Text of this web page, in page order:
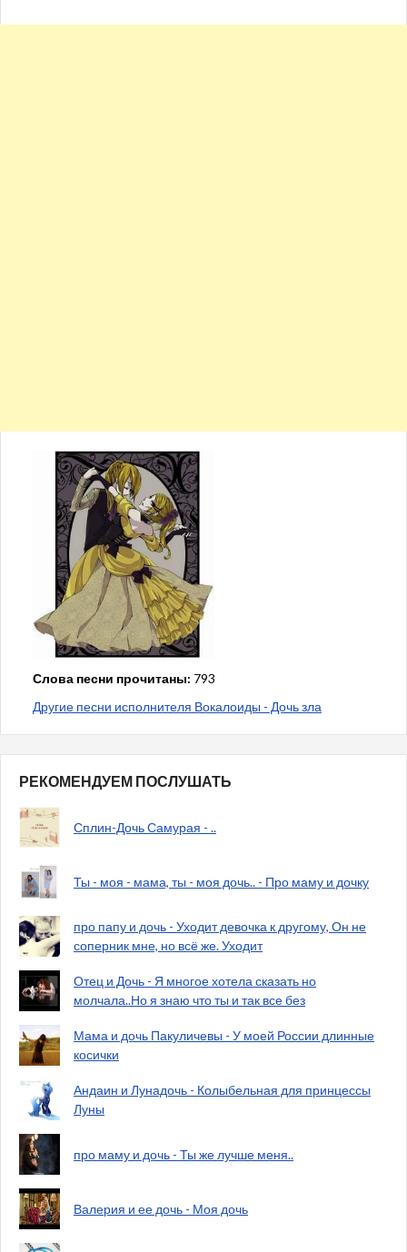
Слова песни прочитаны: 793
Другие песни исполнителя Вокалоиды - Дочь зла
РЕКОМЕНДУЕМ ПОСЛУШАТЬ
Сплин-Дочь Самурая - ..
Ты - моя - мама, ты - моя дочь.. - Про маму и дочку
про папу и дочь - Уходит девочка к другому, Он не
соперник мне, но всё же. Уходит
Отец и Дочь - Я многое хотела сказать но
молчала..Но я знаю что ты и так все без
Мама и дочь Пакуличевы - У моей России длинные
косички
Андаин и Лунадочь - Колыбельная для принцессы
Луны
про маму и дочь - Ты же лучше меня..
Валерия и ее дочь - Моя дочь